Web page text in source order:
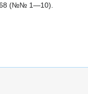
(№№ 1—10).